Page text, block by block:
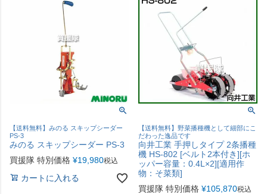
【送料無料】みのる スキップシーダー
PS-3
みのる スキップシーダー PS-3
買援隊 特別価格 ¥19,980税込
カートに入れる
【送料無料】野菜播種機として細部にこ
だわった逸品です
向井工業 手押しタイプ 2条播種
機 HS-802 [ベルト2本付き][ホ
ッパー容量：0.4L×2][適用作
物：そ菜類]
買援隊 特別価格 ¥105,870税込